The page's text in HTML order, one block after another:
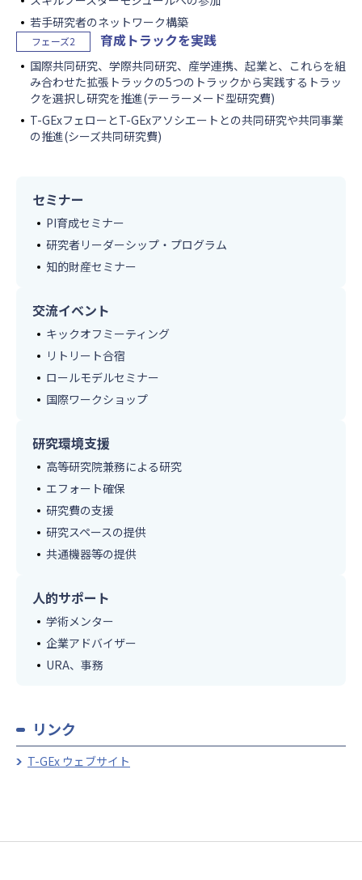
若手研究者のネットワーク構築
フェーズ2 育成トラックを実践
国際共同研究、学際共同研究、産学連携、起業と、これらを組
み合わせた拡張トラックの5つのトラックから実践するトラッ
クを選択し研究を推進(テーラーメード型研究費)
T-GExフェローとT-GExアソシエートとの共同研究や共同事業
の推進(シーズ共同研究費)
セミナー
PI育成セミナー
研究者リーダーシップ・プログラム
知的財産セミナー
交流イベント
キックオフミーティング
リトリート合宿
ロールモデルセミナー
国際ワークショップ
研究環境支援
高等研究院兼務による研究
エフォート確保
研究費の支援
研究スペースの提供
共通機器等の提供
人的サポート
学術メンター
企業アドバイザー
URA、事務
リンク
T-GEx ウェブサイト